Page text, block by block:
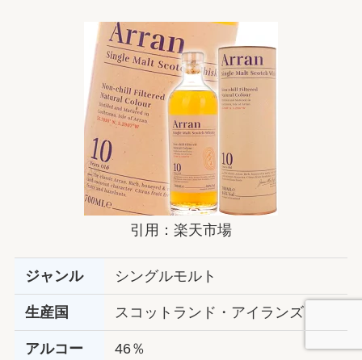
引用：楽天市場
ジャンル シングルモルト
生産国 スコットランド・アイランズ
アルコー 46％